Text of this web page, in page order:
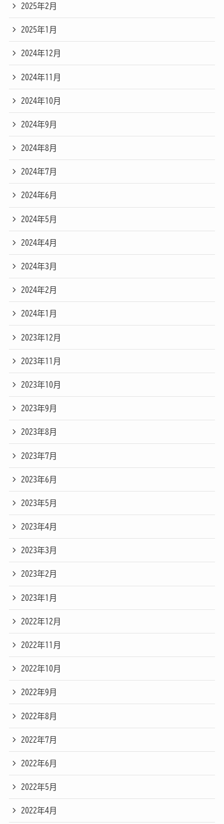
2025年2月
2025年1月
2024年12月
2024年11月
2024年10月
2024年9月
2024年8月
2024年7月
2024年6月
2024年5月
2024年4月
2024年3月
2024年2月
2024年1月
2023年12月
2023年11月
2023年10月
2023年9月
2023年8月
2023年7月
2023年6月
2023年5月
2023年4月
2023年3月
2023年2月
2023年1月
2022年12月
2022年11月
2022年10月
2022年9月
2022年8月
2022年7月
2022年6月
2022年5月
2022年4月